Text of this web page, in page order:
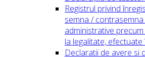
Registrul privind
semna /
administrative
la legalitate, efectuate
Declaratii de avere si